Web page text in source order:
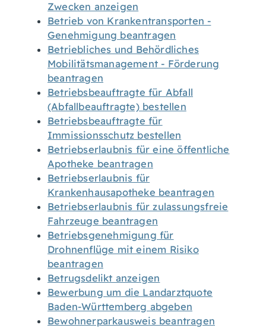
Zwecken anzeigen
Betrieb von Krankentransporten -
Genehmigung beantragen
Betriebliches und Behördliches
Mobilitätsmanagement - Förderung
beantragen
Betriebsbeauftragte für Abfall
(Abfallbeauftragte) bestellen
Betriebsbeauftragte für
Immissionsschutz bestellen
Betriebserlaubnis für eine öffentliche
Apotheke beantragen
Betriebserlaubnis für
Krankenhausapotheke beantragen
Betriebserlaubnis für zulassungsfreie
Fahrzeuge beantragen
Betriebsgenehmigung für
Drohnenflüge mit einem Risiko
beantragen
Betrugsdelikt anzeigen
Bewerbung um die Landarztquote
Baden-Württemberg abgeben
Bewohnerparkausweis beantragen